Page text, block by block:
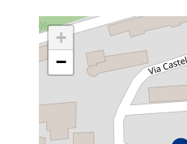
+
−